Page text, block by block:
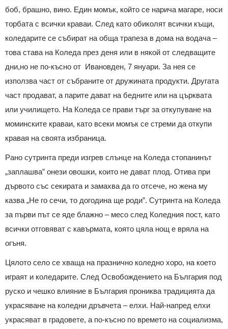
боб, брашно, вино. Един момък, който се нарича магаре, носи
торбата с всички краваи. След като обиколят всички къщи,
коледарите се събират на обща трапеза в дома на водача –
това става на Коледа през деня или в някой от следващите
дни,но не по-късно от Ивановден, 7 януари. За нея се
използва част от събраните от дружината продукти. Другата
част продават, а парите дават на бедните или на църквата
или училището. На Коледа се прави търг за откупуване на
моминските краваи, като всеки момък се стреми да откупи
кравая на своята избраница.
Рано сутринта преди изгрев слънце на Коледа стопанинът
„заплашва” онези овошки, които не дават плод. Отива при
дървото със секирата и замахва да го отсече, но жена му
казва „Не го сечи, то догодина ще роди”. Сутринта на Коледа
за първи път се яде блажно – месо след Коледния пост, като
всички отговяват с кавърмата, която цяла нощ е вряла на
огъня.
Цялото село се хваща на празнично коледно хоро, на което
играят и коледарите. След Освобождението на България под
руско и чешко влияние в България прониква традицията да
украсяване на коледни дръвчета – елхи. Най-напред елхи
украсяват в градовете, а по-късно по времето на социализма,